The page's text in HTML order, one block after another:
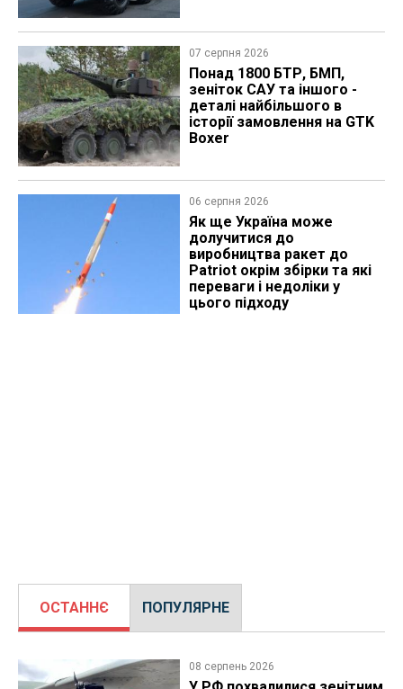
07 серпня 2026
Понад 1800 БТР, БМП,
зеніток САУ та іншого -
деталі найбільшого в
історії замовлення на GTK
Boxer
06 серпня 2026
Як ще Україна може
долучитися до
виробництва ракет до
Patriot окрім збірки та які
переваги і недоліки у
цього підходу
ОСТАННЄ ПОПУЛЯРНЕ
08 серпень 2026